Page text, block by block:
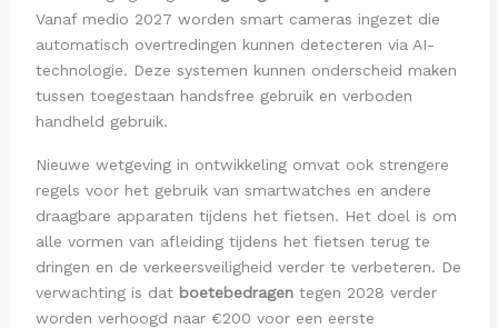
Vanaf medio 2027 worden smart cameras ingezet die
automatisch overtredingen kunnen detecteren via AI-
technologie. Deze systemen kunnen onderscheid maken
tussen toegestaan handsfree gebruik en verboden
handheld gebruik.
Nieuwe wetgeving in ontwikkeling omvat ook strengere
regels voor het gebruik van smartwatches en andere
draagbare apparaten tijdens het fietsen. Het doel is om
alle vormen van afleiding tijdens het fietsen terug te
dringen en de verkeersveiligheid verder te verbeteren. De
verwachting is dat boetebedragentegen 2028 verder
worden verhoogd naar €200 voor een eerste